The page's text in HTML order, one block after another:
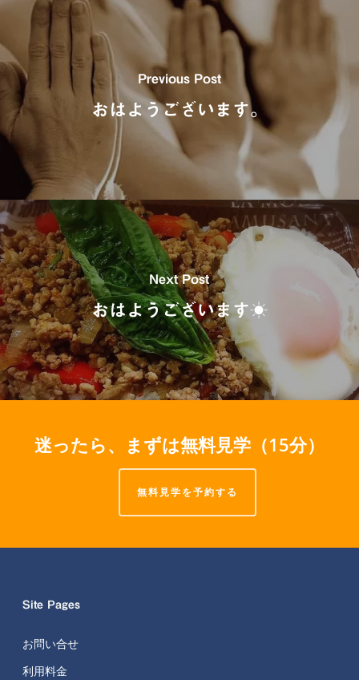
Previous Post
おはようございます。
Next Post
おはようございます☀
迷ったら、まずは無料見学（15分）
無料見学を予約する
Site Pages
お問い合せ
利用料金